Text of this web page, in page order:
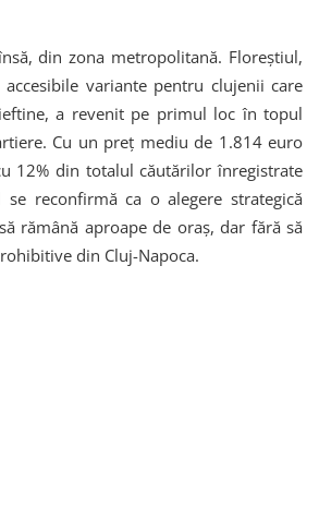
din zona metropolitană. Floreștiul,
variante pentru clujenii care
a revenit pe primul loc în topul
Cu un preț mediu de 1.814 euro
12% din totalul căutărilor înregistrate
reconfirmă ca o alegere strategică
rămână aproape de oraș, dar fără să
din Cluj-Napoca.